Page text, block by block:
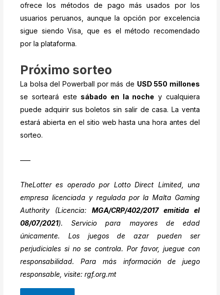
ofrece los métodos de pago más usados por los
usuarios peruanos, aunque la opción por excelencia
sigue siendo Visa, que es el método recomendado
por la plataforma.
Próximo sorteo
La bolsa del Powerball por más de USD 550 millones
se sorteará este sábado en la noche y cualquiera
puede adquirir sus boletos sin salir de casa. La venta
estará abierta en el sitio web hasta una hora antes del
sorteo.
—–
TheLotter es operado por Lotto Direct Limited, una
empresa licenciada y regulada por la Malta Gaming
Authority (Licencia: MGA/CRP/402/2017 emitida el
08/07/2021). Servicio para mayores de edad
únicamente. Los juegos de azar pueden ser
perjudiciales si no se controla. Por favor, juegue con
responsabilidad. Para más información de juego
responsable, visite:rgf.org.mt